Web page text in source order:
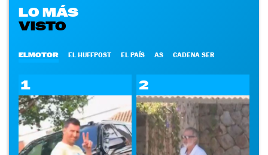
LO MÁS
VISTO
ELMOTOR EL HUFFPOST EL PAÍS AS CADENA SER
1 2